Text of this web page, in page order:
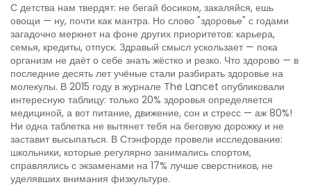
С детства нам твердят: не бегай босиком, закаляйся, ешь
овощи — ну, почти как мантра. Но слово "здоровье" с годами
загадочно меркнет на фоне других приоритетов: карьера,
семья, кредиты, отпуск. Здравый смысл ускользает — пока
организм не даёт о себе знать жёстко и резко. Что здорово — в
последние десять лет учёные стали разбирать здоровье на
молекулы. В 2015 году в журнале The Lancet опубликовали
интересную таблицу: только 20% здоровья определяется
медициной, а вот питание, движение, сон и стресс — аж 80%!
Ни одна таблетка не вытянет тебя на беговую дорожку и не
заставит высыпаться. В Стэнфорде провели исследование:
школьники, которые регулярно занимались спортом,
справлялись с экзаменами на 17% лучше сверстников, не
уделявших внимания физкультуре.